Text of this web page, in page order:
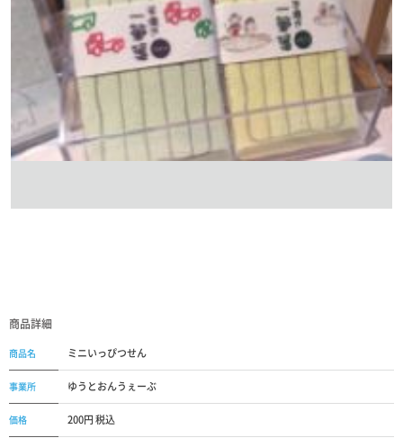
商品詳細
商品名 ミニいっぴつせん
事業所 ゆうとおんうぇーぶ
価格 200円 税込